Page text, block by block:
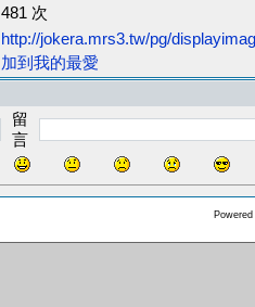
481 次
http://jokera.mrs3.tw/pg/
加到我的最愛
留
言